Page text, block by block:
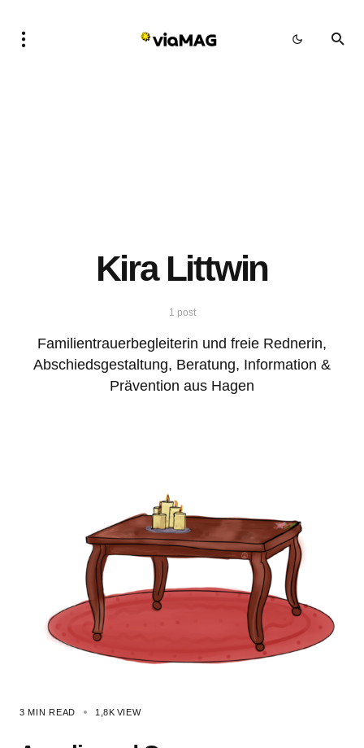
Kira Littwin
1 post
Familientrauerbegleiterin und freie Rednerin,
Abschiedsgestaltung, Beratung, Information &
Prävention aus Hagen
3 MIN READ 1,8K VIEW